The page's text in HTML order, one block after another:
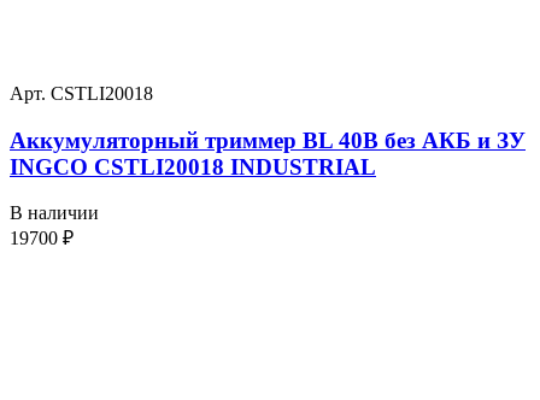
Арт. CSTLI20018
Аккумуляторный триммер BL 40В без АКБ и ЗУ
INGCO CSTLI20018 INDUSTRIAL
В наличии
19700 ₽